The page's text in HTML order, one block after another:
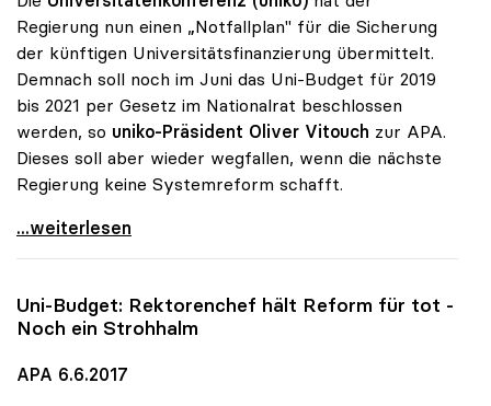
Regierung nun einen „Notfallplan" für die Sicherung
der künftigen Universitätsfinanzierung übermittelt.
Demnach soll noch im Juni das Uni-Budget für 2019
bis 2021 per Gesetz im Nationalrat beschlossen
werden, so uniko-Präsident Oliver Vitouch zur APA.
Dieses soll aber wieder wegfallen, wenn die nächste
Regierung keine Systemreform schafft.
Uni-Budget: Rektoren übermittelten „Notfallplan\"
...weiterlesen
Uni-Budget: Rektorenchef hält Reform für tot -
Noch ein Strohhalm
APA 6.6.2017